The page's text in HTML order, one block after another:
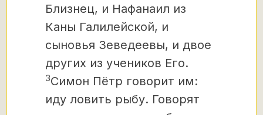
Близнец, и Нафанаил из
Каны Галилейской, и
сыновья Зеведеевы, и двое
других из учеников Его.
3Симон Пётр говорит им:
иду ловить рыбу. Говорят